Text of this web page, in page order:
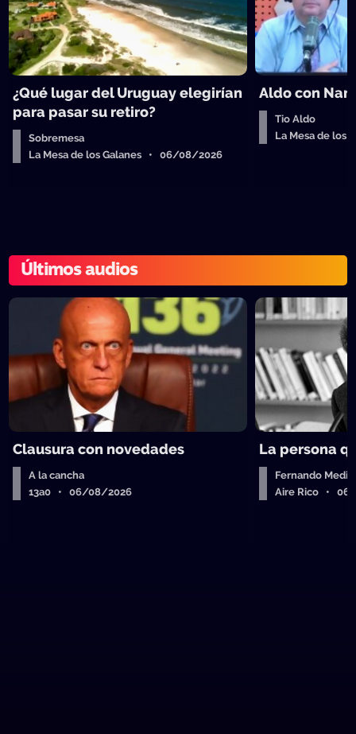
¿Qué lugar del Uruguay elegirían
para pasar su retiro?
Sobremesa
La Mesa de los Galanes • 06/08/2026
Aldo con
Tio Aldo
La Mesa de
Últimos audios
Clausura con novedades
A la cancha
13a0 • 06/08/2026
La persona
Fernando
Aire Rico •